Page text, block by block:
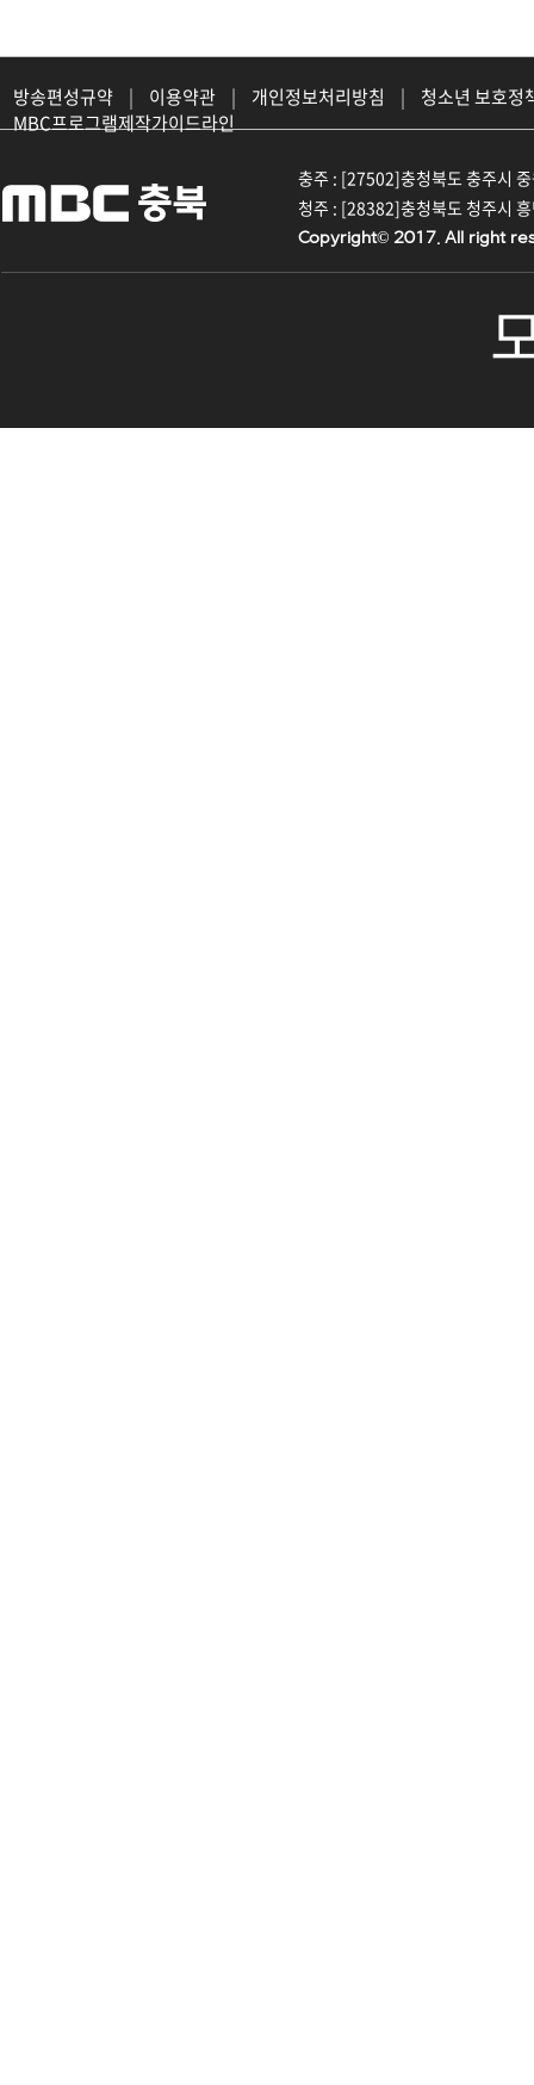
방송편성규약 | 이용약관 | 개인정보처리방침 |
청소년 보호정
MBC프로그램제작가이드라인
충주 : [27502]충청북도 충주시
청주 : [28382]충청북도 청주시
Copyright© 2017. All right